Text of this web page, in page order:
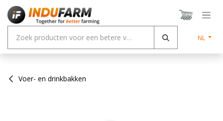
Overslaan naar inhoud
NL
Voer- en drinkbakken